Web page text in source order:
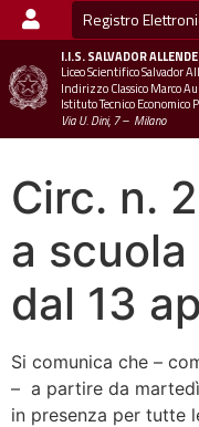
Registro
I.I.S.SALVADOR ALLENDE
Liceo Scientifico Salvador
Indirizzo Classico Marco
Istituto Tecnico Economico
Via U. Dini, 7 – Milano
Circ. n.
a
dal 13
Si comunica che –
– a partire da
in presenza per tutte